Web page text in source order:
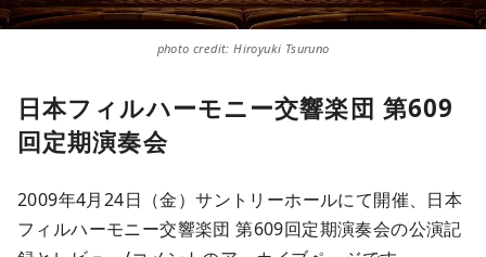
photo credit: Hiroyuki Tsuruno
日本フィルハーモニー交響楽団 第609
回定期演奏会
2009年4月24日（金）サントリーホールにて開催、日本
フィルハーモニー交響楽団 第609回定期演奏会の公演記